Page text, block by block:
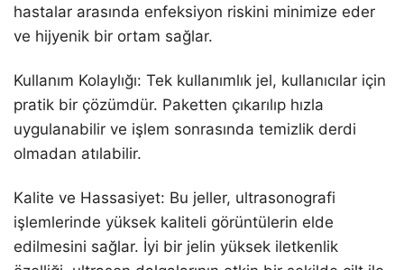
hastalar arasında enfeksiyon riskini minimize eder
ve hijyenik bir ortam sağlar.
Kullanım Kolaylığı: Tek kullanımlık jel, kullanıcılar için
pratik bir çözümdür. Paketten çıkarılıp hızla
uygulanabilir ve işlem sonrasında temizlik derdi
olmadan atılabilir.
Kalite ve Hassasiyet: Bu jeller, ultrasonografi
işlemlerinde yüksek kaliteli görüntülerin elde
edilmesini sağlar. İyi bir jelin yüksek iletkenlik